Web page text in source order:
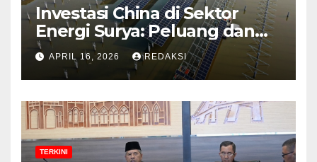
Investasi China di Sektor
Energi Surya: Peluang dan
Strategi Indonesia?
APRIL 16, 2026 REDAKSI
TERKINI